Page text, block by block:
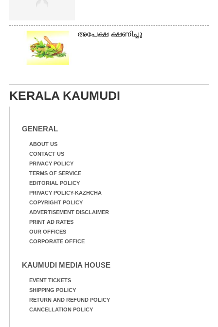
അപേക്ഷ ക്ഷണിച്ചു
KERALA KAUMUDI
GENERAL
ABOUT US
CONTACT US
PRIVACY POLICY
TERMS OF SERVICE
EDITORIAL POLICY
PRIVACY POLICY-KAZHCHA
COPYRIGHT POLICY
ADVERTISEMENT DISCLAIMER
PRINT AD RATES
OUR OFFICES
CORPORATE OFFICE
KAUMUDI MEDIA HOUSE
EVENT TICKETS
SHIPPING POLICY
RETURN AND REFUND POLICY
CANCELLATION POLICY